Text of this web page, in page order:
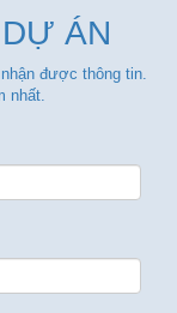
ÁN
được thông tin.
nhất.